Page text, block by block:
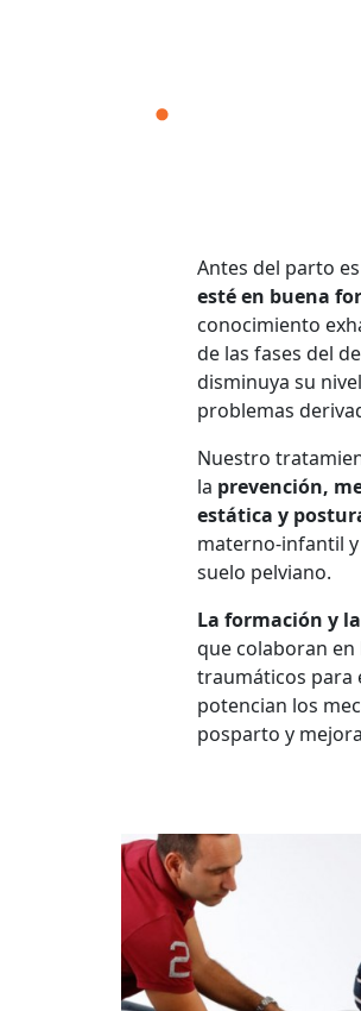
Antes del parto es
esté en buena
conocimiento
de las fases del
disminuya su
problemas
Nuestro
la prevención,
estática y
materno-infantil
suelo pelviano.
La formación y
que colaboran
traumáticos para
potencian los
posparto y